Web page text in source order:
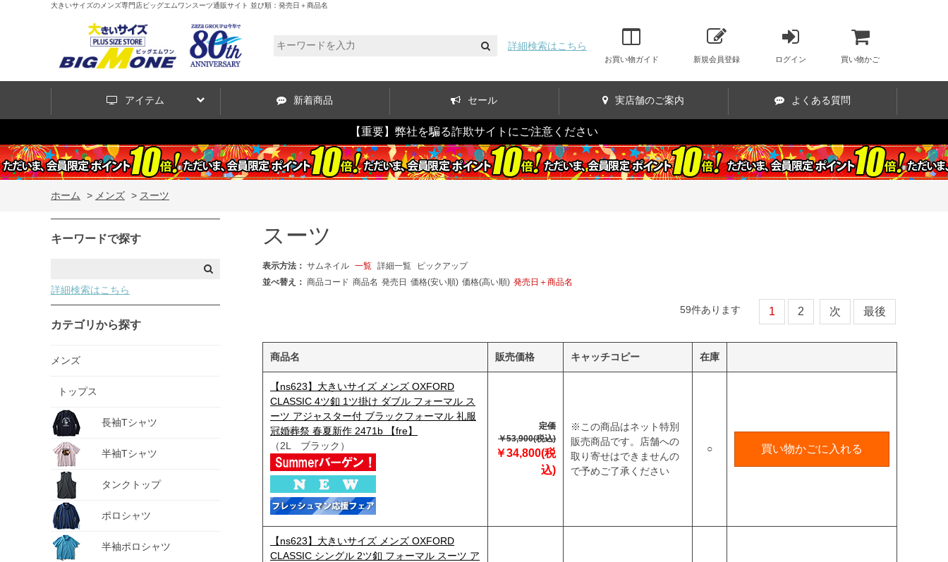
大きいサイズのメンズ専門店ビッグエムワンスーツ通販サイト 並び順：発売日＋商品名
詳細検索はこちら
お買い物ガイド 新規会員登録 ログイン 買い物かご
アイテム 新着商品 セール 実店舗のご案内 よくある質問
【重要】弊社を騙る詐欺サイトにご注意ください
ホーム > メンズ > スーツ
キーワードで探す
詳細検索はこちら
カテゴリから探す
メンズ
トップス
長袖Tシャツ
半袖Tシャツ
タンクトップ
ポロシャツ
半袖ポロシャツ
スーツ
表示方法： サムネイル 一覧 詳細一覧
ピックアップ
並べ替え： 商品コード 商品名 発売日 価格(安い順) 価格(高い順) 発売日＋商品名
59件あります 1 2 次 最後
商品名 販売価格 キャッチコピー 在庫
【ns623】大きいサイズ メンズ OXFORD
CLASSIC 4ツ釦 1ツ掛け ダブル フォーマル ス
ーツ アジャスター付 ブラックフォーマル 礼服
冠婚葬祭 春夏新作 2471b 【fre】
（2L ブラック）
定価
￥53,900(税込)
￥34,800(税
込)
※この商品はネット特別
販売商品です。店舗への
取り寄せはできませんの
で予めご了承ください
○ 買い物かごに入れる
【ns623】大きいサイズ メンズ OXFORD
CLASSIC シングル 2ツ釦 フォーマル スーツ ア